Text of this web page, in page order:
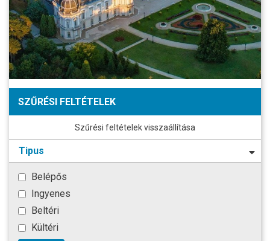
SZŰRÉSI FELTÉTELEK
Szűrési feltételek visszaállítása
Tipus
Belépős
Ingyenes
Beltéri
Kültéri